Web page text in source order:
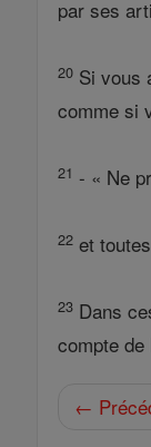
par ses
20 Si vous
comme si
21 - « Ne
22 et
23 Dans
compte
←